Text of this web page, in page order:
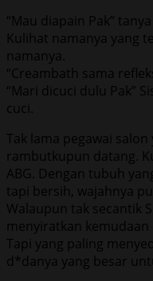
“Mau diapain Pak”
Kulihat namanya yang
namanya.
“Creambath sama
“Mari dicuci dulu Pak”
cuci.
Tak lama pegawai
rambutkupun datang.
ABG. Dengan tubuh
tapi bersih, wajahnya
Walaupun tak secantik
menyiratkan
Tapi yang paling
d*danya yang besar